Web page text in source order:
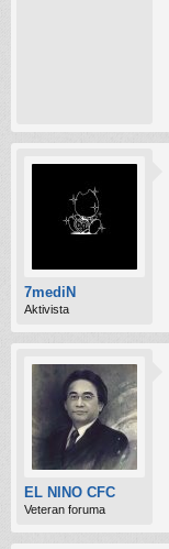
7mediN
Aktivista
EL NINO CFC
Veteran foruma